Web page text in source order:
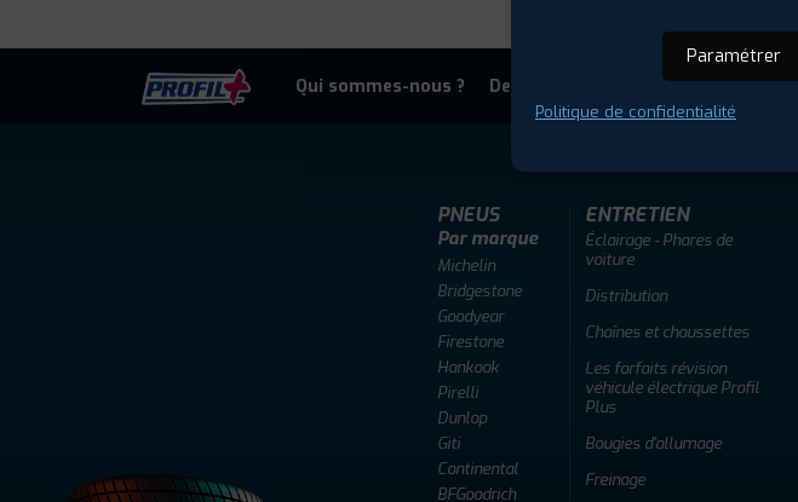
Qui sommes-nous ? Devenir adherent Offres d'emploi
PNEUS
Par marque
Michelin
Bridgestone
Goodyear
Firestone
Hankook
Pirelli
Dunlop
Giti
Continental
BFGoodrich
ENTRETIEN
Éclairage - Phares de
voiture
Distribution
Chaînes et chaussettes
Les forfaits révision
véhicule électrique Profil
Plus
Bougies d'allumage
Freinage
Paramétrer
Politique de confidentialité